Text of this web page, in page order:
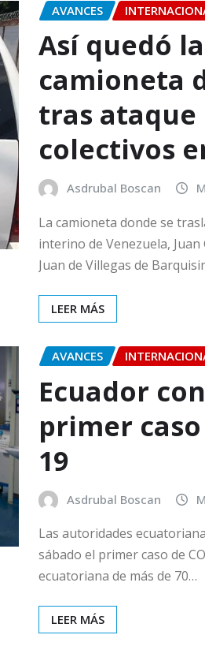
AVANCES
Así quedó la
camioneta
tras ataque
colectivos
Asdrubal Boscan
La camioneta donde se
interino de Venezuela,
Juan de Villegas de
LEER MÁS
AVANCES
Ecuador
primer caso
19
Asdrubal Boscan
Las autoridades
sábado el primer caso de
ecuatoriana de más de 70…
LEER MÁS